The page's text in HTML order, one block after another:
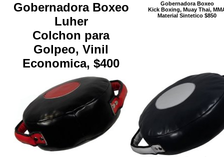
Gobernadora Boxeo
Luher
Colchon para
Golpeo, Vinil
Economica, $400
Gobernadora Boxeo
Kick Boxing, Muay Thai,
Material Sintetico $850